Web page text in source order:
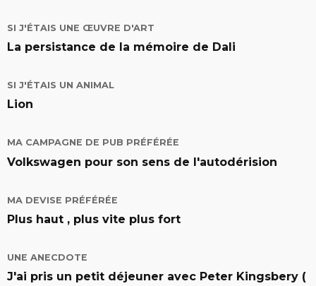
SI J'ÉTAIS UNE ŒUVRE D'ART
La persistance de la mémoire de Dali
SI J'ÉTAIS UN ANIMAL
Lion
MA CAMPAGNE DE PUB PRÉFÉRÉE
Volkswagen pour son sens de l'autodérision
MA DEVISE PRÉFÉRÉE
Plus haut , plus vite plus fort
UNE ANECDOTE
J'ai pris un petit déjeuner avec Peter Kingsbery (